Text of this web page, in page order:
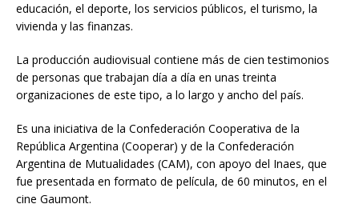
educación, el deporte, los servicios públicos, el turismo, la
vivienda y las finanzas.
La producción audiovisual contiene más de cien testimonios
de personas que trabajan día a día en unas treinta
organizaciones de este tipo, a lo largo y ancho del país.
Es una iniciativa de la Confederación Cooperativa de la
República Argentina (Cooperar) y de la Confederación
Argentina de Mutualidades (CAM), con apoyo del Inaes, que
fue presentada en formato de película, de 60 minutos, en el
cine Gaumont.